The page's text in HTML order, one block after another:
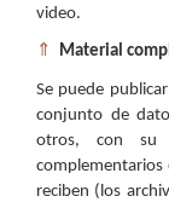
video.
⇑ Material
Se puede
conjunto de
otros, con su
complementarios
reciben (los